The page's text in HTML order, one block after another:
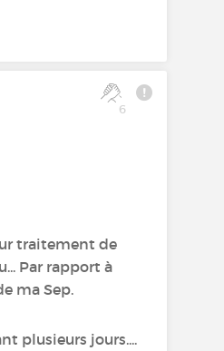
6
traitement de
Par rapport à
ma Sep.
plusieurs jours....